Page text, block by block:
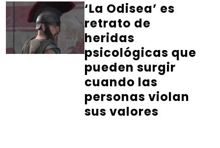
‘La Odisea’ es
retrato de
heridas
psicológicas que
pueden surgir
cuando las
personas violan
sus valores